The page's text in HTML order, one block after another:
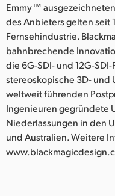
Emmy™
des Anbieters gelten seit
Fernsehindustrie.
bahnbrechende
die 6G-SDI- und 12G-
stereoskopische 3D- und
weltweit führenden
Ingenieuren gegründete
Niederlassungen in den
und Australien. Weitere